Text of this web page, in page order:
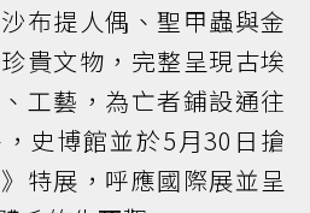
布提人偶、聖甲蟲與金
貴文物，完整呈現古埃
工藝，為亡者鋪設通往
史博館並於5月30日搶
特展，呼應國際展並呈